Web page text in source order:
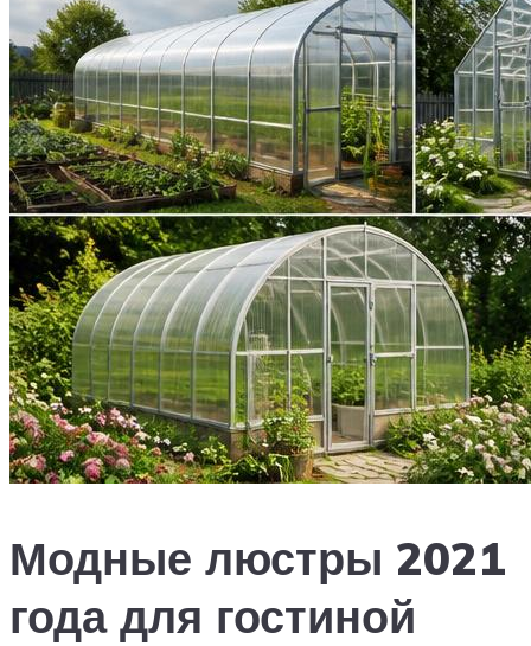
Модные люстры 2021
года для гостиной